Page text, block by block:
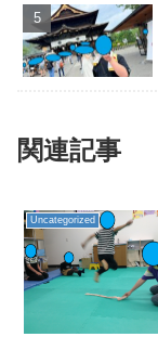
関連記事
Uncategorized